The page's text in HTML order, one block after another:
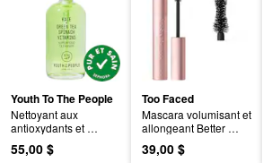
Youth To The People
Nettoyant aux
antioxydants et
superaliments
rechargeable
55,00 $
Too Faced
Mascara volumisant et
allongeant Better
Than Sex
39,00 $